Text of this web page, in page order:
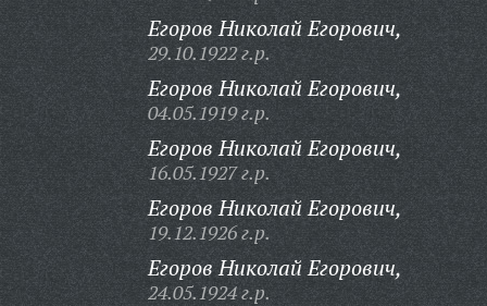
Егоров Николай Егорович,
29.10.1922 г.р.
Егоров Николай Егорович,
04.05.1919 г.р.
Егоров Николай Егорович,
16.05.1927 г.р.
Егоров Николай Егорович,
19.12.1926 г.р.
Егоров Николай Егорович,
24.05.1924 г.р.